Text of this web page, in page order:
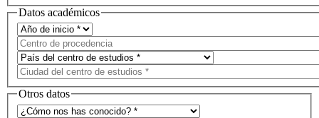
Datos académicos
Otros datos